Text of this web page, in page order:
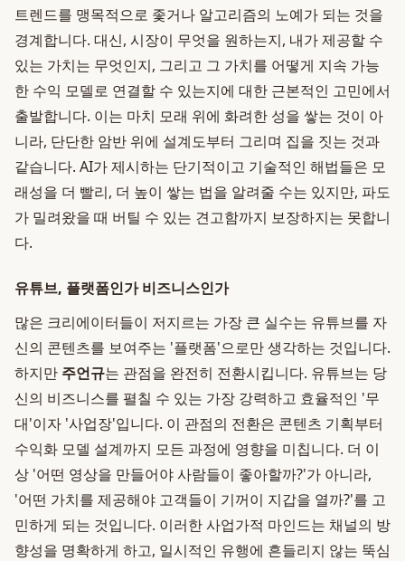
트렌드를 맹목적으로 좇거나 알고리즘의 노예가 되는 것을
경계합니다. 대신, 시장이 무엇을 원하는지, 내가 제공할 수
있는 가치는 무엇인지, 그리고 그 가치를 어떻게 지속 가능
한 수익 모델로 연결할 수 있는지에 대한 근본적인 고민에서
출발합니다. 이는 마치 모래 위에 화려한 성을 쌓는 것이 아
니라, 단단한 암반 위에 설계도부터 그리며 집을 짓는 것과
같습니다. AI가 제시하는 단기적이고 기술적인 해법들은 모
래성을 더 빨리, 더 높이 쌓는 법을 알려줄 수는 있지만, 파도
가 밀려왔을 때 버틸 수 있는 견고함까지 보장하지는 못합니
다.
유튜브, 플랫폼인가 비즈니스인가
많은 크리에이터들이 저지르는 가장 큰 실수는 유튜브를 자
신의 콘텐츠를 보여주는 '플랫폼'으로만 생각하는 것입니다.
하지만 주언규는 관점을 완전히 전환시킵니다. 유튜브는 당
신의 비즈니스를 펼칠 수 있는 가장 강력하고 효율적인 '무
대'이자 '사업장'입니다. 이 관점의 전환은 콘텐츠 기획부터
수익화 모델 설계까지 모든 과정에 영향을 미칩니다. 더 이
상 '어떤 영상을 만들어야 사람들이 좋아할까?'가 아니라,
'어떤 가치를 제공해야 고객들이 기꺼이 지갑을 열까?'를 고
민하게 되는 것입니다. 이러한 사업가적 마인드는 채널의 방
향성을 명확하게 하고, 일시적인 유행에 흔들리지 않는 뚝심